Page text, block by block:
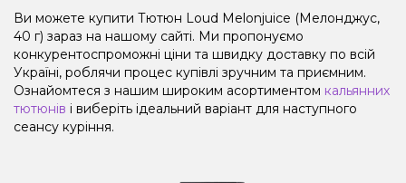
Ви можете купити Тютюн Loud Melonjuice (Мелонджус,
40 г) зараз на нашому сайті. Ми пропонуємо
конкурентоспроможні ціни та швидку доставку по всій
Україні, роблячи процес купівлі зручним та приємним.
Ознайомтеся з нашим широким асортиментом кальянних
тютюнів і виберіть ідеальний варіант для наступного
сеансу куріння.